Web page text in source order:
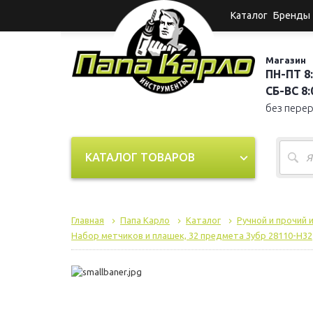
Каталог Бренды
Магазин
ПН-ПТ
СБ-ВС
без
КАТАЛОГ ТОВАРОВ
Главная Папа Карло Каталог Ручной и прочий
Набор метчиков и плашек, 32 предмета Зубр 28110-H32